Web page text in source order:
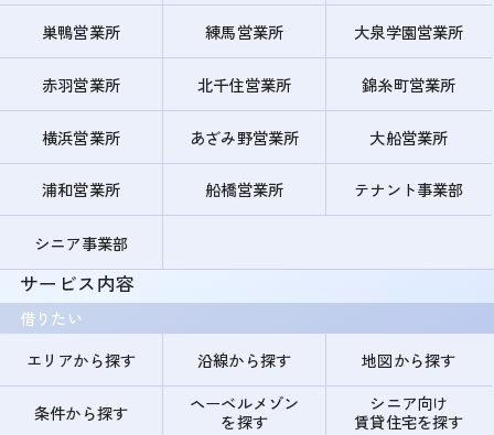
巣鴨営業所 練馬営業所 大泉学園営業所
赤羽営業所 北千住営業所 錦糸町営業所
横浜営業所 あざみ野営業所 大船営業所
浦和営業所 船橋営業所 テナント事業部
シニア事業部
サービス内容
借りたい
エリアから探す
沿線から探す 地図から探す
条件から探す
ヘーベルメゾン
を探す
シニア向け
賃貸住宅を探す